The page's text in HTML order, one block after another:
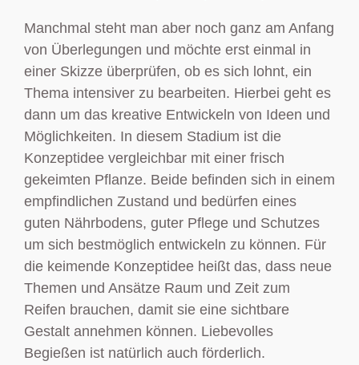
Manchmal steht man aber noch ganz am Anfang
von Überlegungen und möchte erst einmal in
einer Skizze überprüfen, ob es sich lohnt, ein
Thema intensiver zu bearbeiten. Hierbei geht es
dann um das kreative Entwickeln von Ideen und
Möglichkeiten. In diesem Stadium ist die
Konzeptidee vergleichbar mit einer frisch
gekeimten Pflanze. Beide befinden sich in einem
empfindlichen Zustand und bedürfen eines
guten Nährbodens, guter Pflege und Schutzes
um sich bestmöglich entwickeln zu können. Für
die keimende Konzeptidee heißt das, dass neue
Themen und Ansätze Raum und Zeit zum
Reifen brauchen, damit sie eine sichtbare
Gestalt annehmen können. Liebevolles
Begießen ist natürlich auch förderlich.